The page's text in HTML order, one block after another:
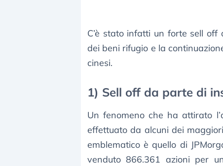
C’è stato infatti un forte sell
dei beni rifugio e la
cinesi.
1) Sell off da parte di
Un fenomeno che ha attirato
effettuato da alcuni dei
emblematico è quello di
venduto 866.361 azioni per